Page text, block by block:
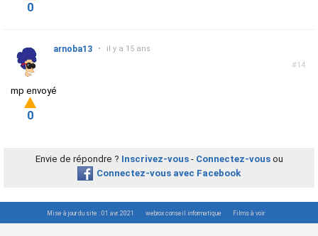
0
#14
arnoba13 • il y a 15 ans
mp envoyé
0
Envie de répondre ? Inscrivez-vous- Connectez-vousou
Connectez-vous avec Facebook
Mise à jour du site : 01 avr. 2021 webrox conseil informatique Films à voir